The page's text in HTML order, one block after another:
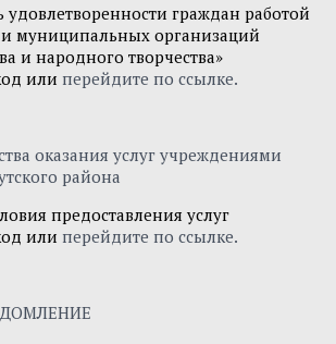
удовлетворенности граждан работой
и муниципальных организаций
и народного творчества»
или перейдите по ссылке.
предоставления услуг
или перейдите по ссылке.